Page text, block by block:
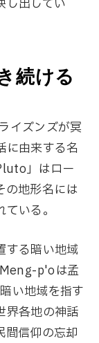
し出してい
続ける
イズンズが冥
に由来する名
」はロー
の地形名には
いる。
する暗い地域
p'oは孟
い地域を指す
界各地の神話
間信仰の忘却